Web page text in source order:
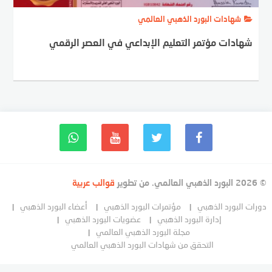
شهادات البورد الذهبي العالمي
شهادات مؤتمر التعليم الإبداعي في العصر الرقمي
© 2026 البورد الذهبي العالمي. من تطوير قوالب عربية
دورات البورد الذهبي مؤتمرات البورد الذهبي
أعضاء البورد الذهبي
إدارة البورد الذهبي
عضويات البورد الذهبي
مجلة البورد الذهبي العالمي
التحقق من شهادات البورد الذهبي العالمي